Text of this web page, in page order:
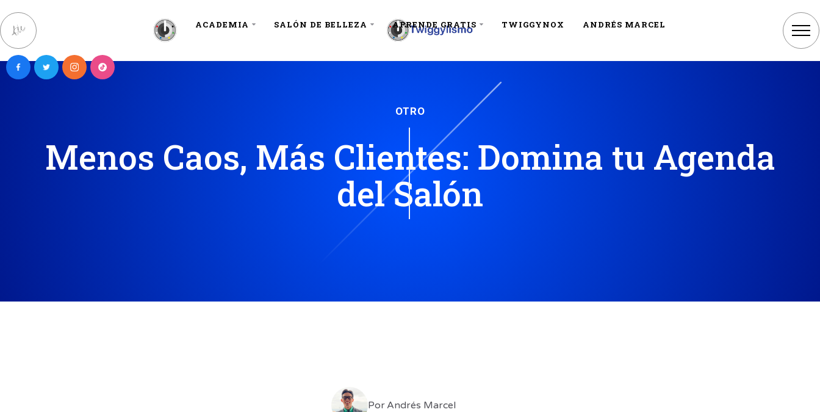
ACADEMIA SALÓN DE BELLEZA APRENDE GRATIS TWIGGYNOX ANDRÉS MARCEL
OTRO
Menos Caos, Más Clientes: Domina tu Agenda
del Salón
Por Andrés Marcel